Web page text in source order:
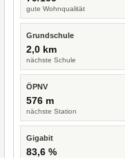
gute Wohnqualität
Grundschule
2,0 km
nächste Schule
ÖPNV
576 m
nächste Station
Gigabit
83,6 %